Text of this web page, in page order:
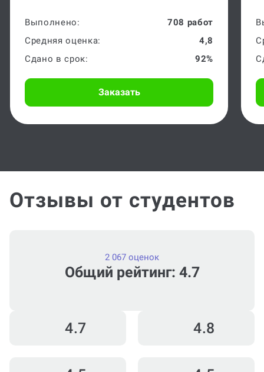
Выполнено:
708 работ
Средняя оценка:
4,8
Сдано в срок:
92%
Заказать
Отзывы от студентов
Общий рейтинг: 4.7
2 067 оценок
4.7 4.8